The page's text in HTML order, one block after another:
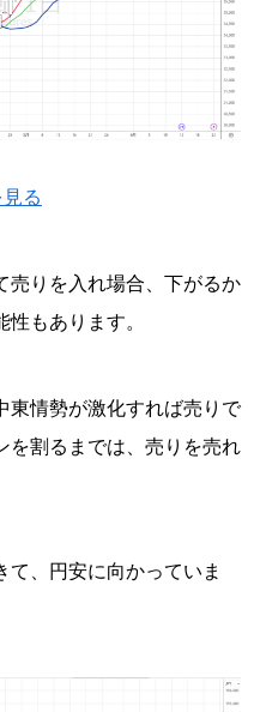
る
売りを入れ場合、下がるか
もあります。
東情勢が激化すれば売りで
を割るまでは、売りを売れ
て、円安に向かっていま